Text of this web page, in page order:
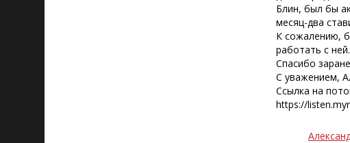
Блин, был бы
месяц-два
К сожалению,
работать с ней.
Спасибо
С уважением,
Ссылка на
https://